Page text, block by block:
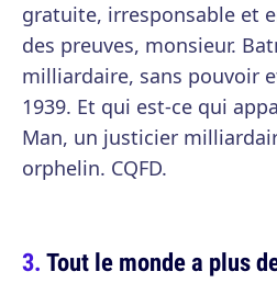
gratuite, irresponsable et
des preuves, monsieur.
milliardaire, sans pouvoir
1939. Et qui est-ce qui
Man, un justicier
orphelin. CQFD.
Tout le monde a plus